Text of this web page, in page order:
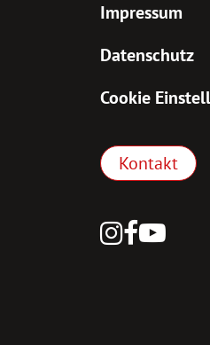
Impressum
Datenschutz
Cookie
Kontakt